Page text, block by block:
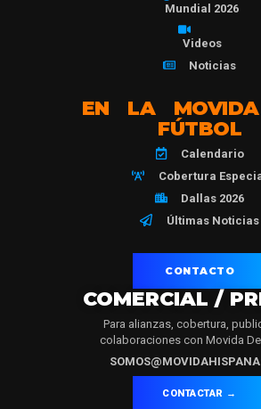
Mundial 2026
Videos
Noticias
EN LA
FÚTBOL
Calendario
Cobertura
Dallas 2026
Últimas Noticias
CONTACTO
COMERCIAL /
Para alianzas, cobertura,
colaboraciones con Movida
CONTACTAR →